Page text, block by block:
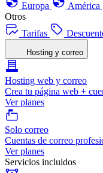
Europa
América
Otros
Tarifas
Hosting y correo
Hosting web y correo
Crea tu página web +
Ver planes
Solo correo
Cuentas de correo
Ver planes
Servicios incluidos